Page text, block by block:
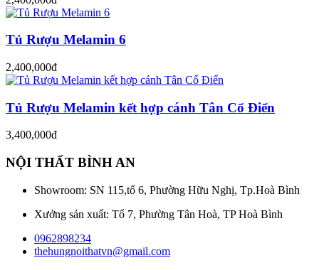
Tủ Rượu Melamin 6
2,400,000đ
Tủ Rượu Melamin kết hợp cánh Tân Cổ Điển
3,400,000đ
NỘI THẤT BÌNH AN
Showroom: SN 115,tổ 6, Phường Hữu Nghị, Tp.Hoà Bình
Xưởng sản xuất: Tổ 7, Phường Tân Hoà, TP Hoà Bình
0962898234
thehungnoithatvn@gmail.com